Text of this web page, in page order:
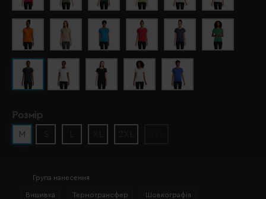
Розмір
M
Група нанесення
Вишивка Термотрансфер Шовкографія